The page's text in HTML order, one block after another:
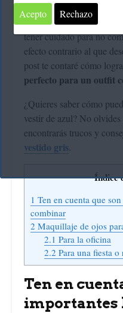
anteriores, es
soñado, pero para esto
tener cuidado para no
efecto contrario al que
post te contaré cómo
perfecto para un outfit
¿Quieres saber cómo
vestir de azul? No olvides
encontrarás trucos y
vestido gris
Índice
1 Ten en cuenta que
combinar
2 Maquillaje de ojos
2.1 Para la oficina
2.2 Para una fiesta
Ten en
importantes
Acepto Rechazo